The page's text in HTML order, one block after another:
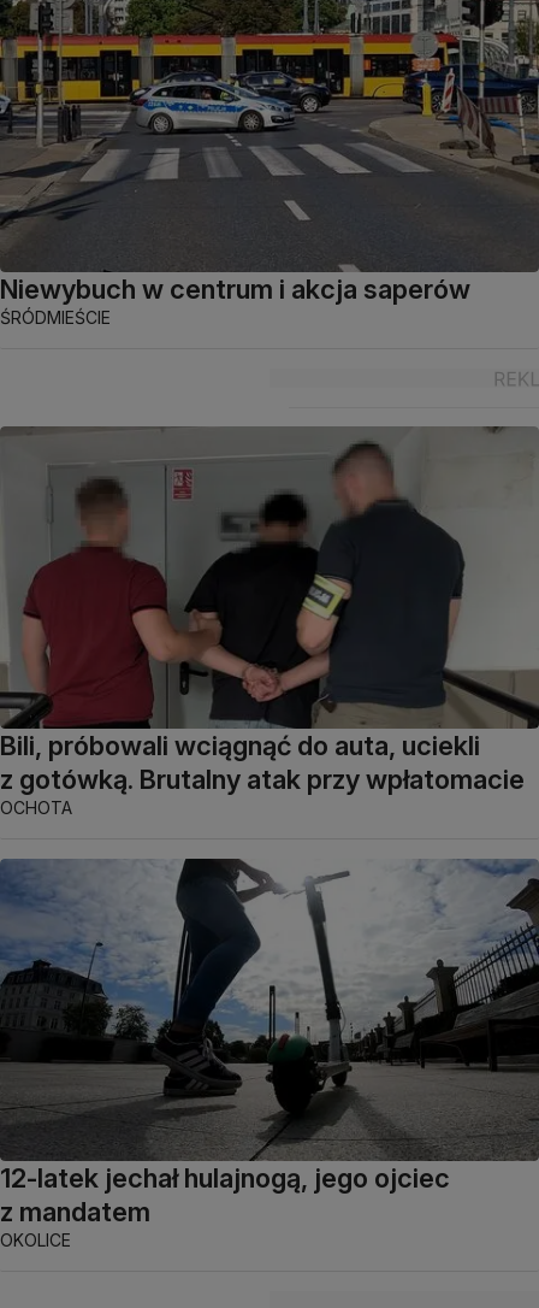
Niewybuch w centrum i akcja saperów
ŚRÓDMIEŚCIE
Bili, próbowali wciągnąć do auta, uciekli
z gotówką. Brutalny atak przy wpłatomacie
OCHOTA
12-latek jechał hulajnogą, jego ojciec
z mandatem
OKOLICE